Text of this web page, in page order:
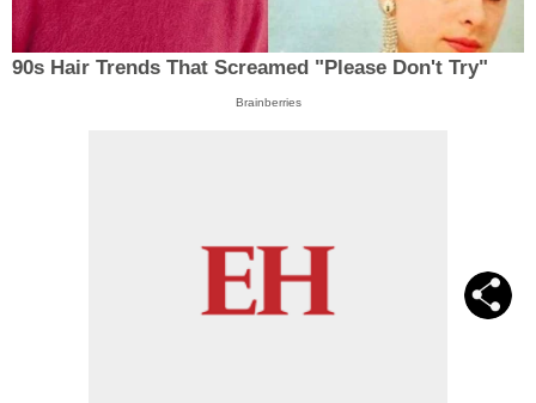
90s Hair Trends That Screamed "Please Don't Try"
Brainberries